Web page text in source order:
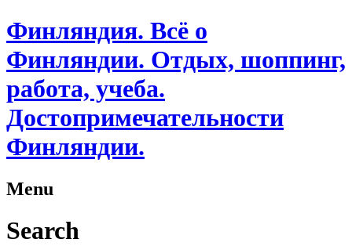
Финляндия. Всё о
Финляндии. Отдых, шоппинг,
работа, учеба.
Достопримечательности
Финляндии.
Menu
Search